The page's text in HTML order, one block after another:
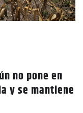
no pone en
y se mantiene